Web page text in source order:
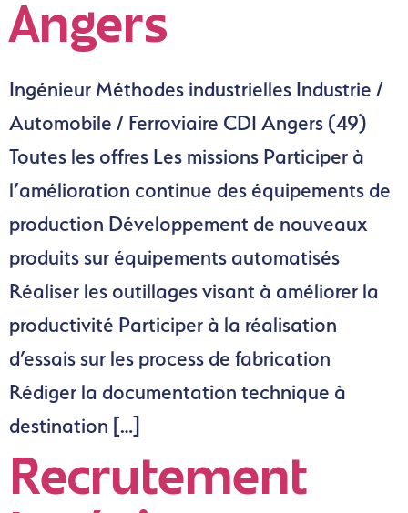
Angers
Ingénieur Méthodes industrielles Industrie /
Automobile / Ferroviaire CDI Angers (49)
Toutes les offres Les missions Participer à
l’amélioration continue des équipements de
production Développement de nouveaux
produits sur équipements automatisés
Réaliser les outillages visant à améliorer la
productivité Participer à la réalisation
d’essais sur les process de fabrication
Rédiger la documentation technique à
destination […]
Recrutement